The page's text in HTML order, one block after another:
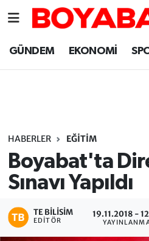
GÜNDEM EKONOMİ
HABERLER EĞİTİM
Boyabat'ta
Sınavı Yapıldı
TE BILISIM
EDITÖR
19.11.2018 -
Sinop Nöbetçi
Sinop Trafik Yoğunluk
Süper Lig Puan